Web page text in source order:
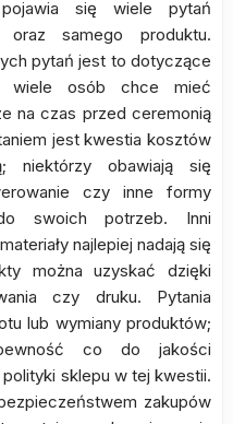
pojawia się wiele pytań
samego produktu.
pytań jest to dotyczące
wiele osób chce mieć
na czas przed ceremonią
jest kwestia kosztów
niektórzy obawiają się
czy inne formy
swoich potrzeb. Inni
najlepiej nadają się
można uzyskać dzięki
czy druku. Pytania
lub wymiany produktów;
co do jakości
sklepu w tej kwestii.
zakupów